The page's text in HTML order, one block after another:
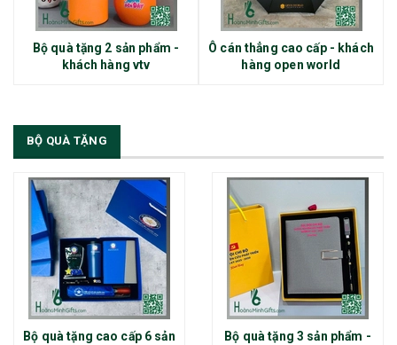
Bộ quà tặng 2 sản phẩm -
khách hàng vtv
Ô cán thẳng cao cấp - khách
hàng open world
BỘ QUÀ TẶNG
Bộ quà tặng cao cấp 6 sản
Bộ quà tặng 3 sản phẩm -